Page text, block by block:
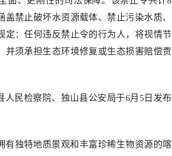
禁止破坏水资源载体、禁止污染水质、
定：任何违反禁止令的行为人，将视情节
须承担生态环境修复或生态损害赔偿责
人民检察院、独山县公安局于6月5日发布
有独特地质景观和丰富珍稀生物资源的喀